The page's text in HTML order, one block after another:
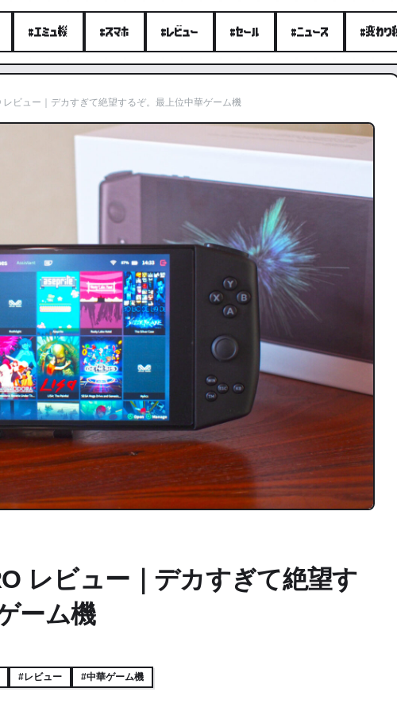
#エミュ機 #スマホ #レビュー #セール #ニュース #変わり
レビュー｜デカすぎて絶望するぞ。最上位中華ゲーム機
レビュー｜デカすぎて絶望す
ーム機
#レビュー #中華ゲーム機